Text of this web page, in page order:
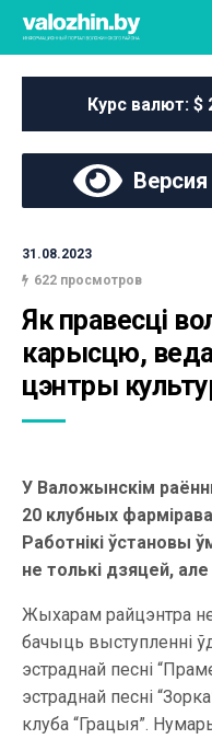
Курс валют: $
31.08.2023
622 просмотров
Як правесці
карысцю,
цэнтры
У Валожынскім
20 клубных
Работнікі ўстановы
не толькі дзяцей,
Жыхарам райцэнтра
бачыць выступленні
эстраднай песні
эстраднай песні
клуба “Грацыя”.